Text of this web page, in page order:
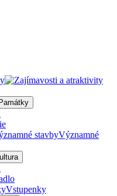
Významné
Vstupenky